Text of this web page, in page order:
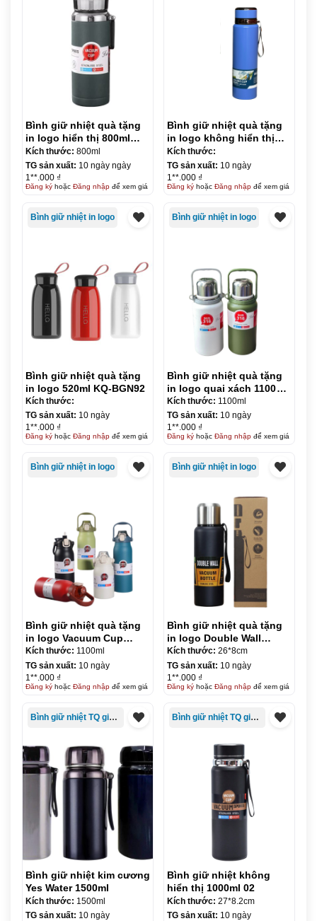
Bình giữ nhiệt quà tặng
in logo hiển thị 800ml
KQ-BGN90
Kích thước: 800ml
TG sản xuất: 10 ngày ngày
1**.000 ₫
Đăng kýhoặc Đăng nhậpđể xem giá
Bình giữ nhiệt quà tặng
in logo không hiển thị
800ml KQ-BGN91
Kích thước:
TG sản xuất: 10 ngày
1**.000 ₫
Đăng kýhoặc Đăng nhậpđể xem giá
Bình giữ nhiệt in logo
Bình giữ nhiệt quà tặng
in logo 520ml KQ-BGN92
Kích thước:
TG sản xuất: 10 ngày
1**.000 ₫
Đăng kýhoặc Đăng nhậpđể xem giá
Bình giữ nhiệt in logo
Bình giữ nhiệt quà tặng
in logo quai xách 1100ml
KQ-BGN93
Kích thước: 1100ml
TG sản xuất: 10 ngày
1**.000 ₫
Đăng kýhoặc Đăng nhậpđể xem giá
Bình giữ nhiệt in logo
Bình giữ nhiệt quà tặng
in logo Vacuum Cup
1100ml KQ-BGN94
Kích thước: 1100ml
TG sản xuất: 10 ngày
1**.000 ₫
Đăng kýhoặc Đăng nhậpđể xem giá
Bình giữ nhiệt in logo
Bình giữ nhiệt quà tặng
in logo Double Wall
500ml KQ-BGN95
Kích thước: 26*8cm
TG sản xuất: 10 ngày
1**.000 ₫
Đăng kýhoặc Đăng nhậpđể xem giá
Bình giữ nhiệt TQ giá rẻ
Bình giữ nhiệt kim cương
Yes Water 1500ml
Kích thước: 1500ml
TG sản xuất: 10 ngày
Bình giữ nhiệt TQ giá rẻ
Bình giữ nhiệt không
hiển thị 1000ml 02
Kích thước: 27*8.2cm
TG sản xuất: 10 ngày